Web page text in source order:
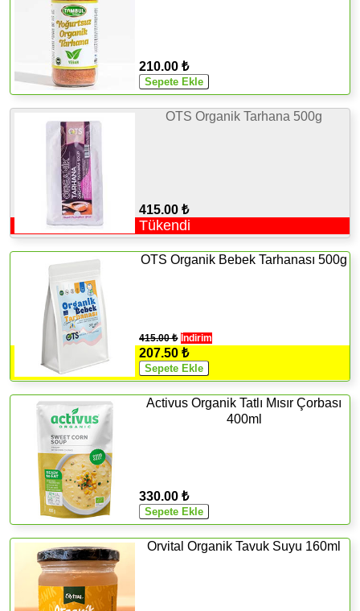
210.00 ₺
OTS Organik Tarhana 500g
415.00 ₺
Tükendi
OTS Organik Bebek Tarhanası 500g
415.00 ₺ İndirim
207.50 ₺
Activus Organik Tatlı Mısır Çorbası
400ml
330.00 ₺
Orvital Organik Tavuk Suyu 160ml